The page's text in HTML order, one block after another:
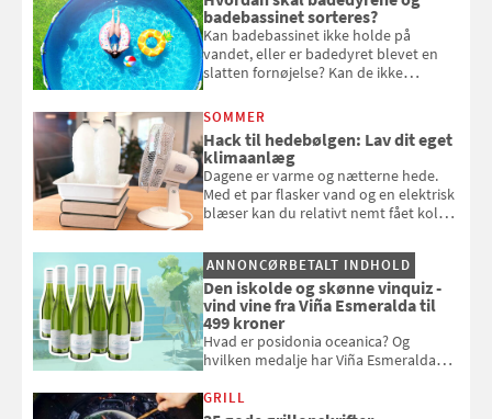
badebassinet sorteres?
Kan badebassinet ikke holde på
vandet, eller er badedyret blevet en
slatten fornøjelse? Kan de ikke
opmærksom, når du smider
badebassinet eller et badedyr ud
SOMMER
Hack til hedebølgen: Lav dit eget
klimaanlæg
Dagene er varme og nætterne hede.
Med et par flasker vand og en elektrisk
blæser kan du relativt nemt fået koldt
og se, hvordan du gør
ANNONCØRBETALT INDHOLD
Den iskolde og skønne vinquiz -
vind vine fra Viña Esmeralda til
499 kroner
Hvad er posidonia oceanica? Og
hvilken medalje har Viña Esmeralda
med i Samvirkes skønne vinquiz, hvor
GRILL